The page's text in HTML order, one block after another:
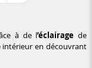
à de l’éclairage de
en découvrant